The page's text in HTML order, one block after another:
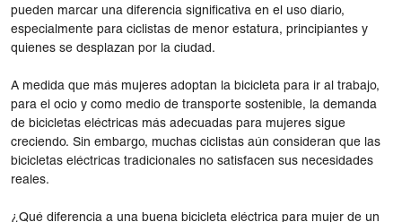
pueden marcar una diferencia significativa en el uso diario,
especialmente para ciclistas de menor estatura, principiantes y
quienes se desplazan por la ciudad.
A medida que más mujeres adoptan la bicicleta para ir al trabajo,
para el ocio y como medio de transporte sostenible, la demanda
de bicicletas eléctricas más adecuadas para mujeres sigue
creciendo. Sin embargo, muchas ciclistas aún consideran que las
bicicletas eléctricas tradicionales no satisfacen sus necesidades
reales.
¿Qué diferencia a una buena bicicleta eléctrica para mujer de un